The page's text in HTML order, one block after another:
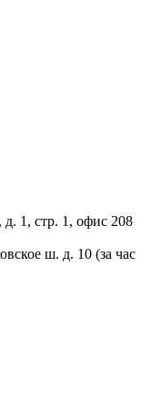
д. 1, стр. 1, офис 208
ш. д. 10 (за час